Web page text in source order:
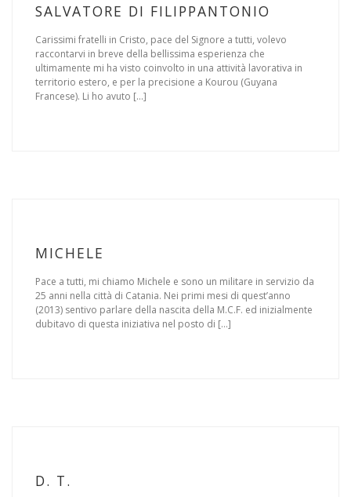
SALVATORE DI FILIPPANTONIO
Carissimi fratelli in Cristo, pace del Signore a tutti, volevo
raccontarvi in breve della bellissima esperienza che
ultimamente mi ha visto coinvolto in una attività lavorativa in
territorio estero, e per la precisione a Kourou (Guyana
Francese). Li ho avuto […]
MICHELE
Pace a tutti, mi chiamo Michele e sono un militare in servizio da
25 anni nella città di Catania. Nei primi mesi di quest’anno
(2013) sentivo parlare della nascita della M.C.F. ed inizialmente
dubitavo di questa iniziativa nel posto di […]
D. T.